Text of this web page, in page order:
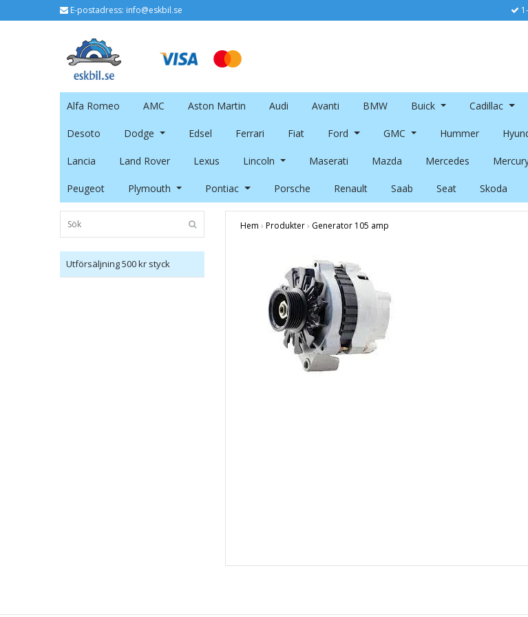
E-postadress: info@eskbil.se
Alfa Romeo AMC Aston Martin Audi Avanti BMW Buick Cadillac
Desoto Dodge Edsel Ferrari Fiat Ford GMC Hummer
Lancia Land Rover Lexus Lincoln Maserati Mazda Mercedes
Peugeot Plymouth Pontiac Porsche Renault Saab Seat Skoda
Utförsäljning 500 kr styck
Hem › Produkter› Generator 105 amp